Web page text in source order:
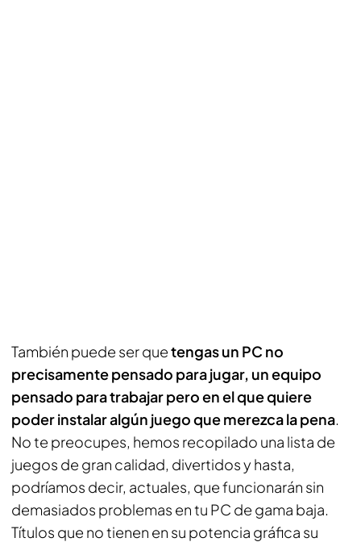
También puede ser quetengas un PC no
precisamente pensado para jugar, un equipo
pensado para trabajar pero en el que quiere
poder instalar algún juego que merezca la pena.
No te preocupes, hemos recopilado una lista de
juegos de gran calidad, divertidos y hasta,
podríamos decir, actuales, que funcionarán sin
demasiados problemas en tu PC de gama baja.
Títulos que no tienen en su potencia gráfica su